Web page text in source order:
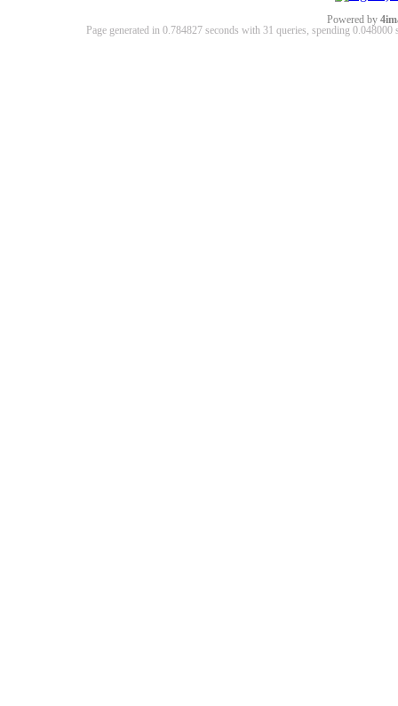
Powered by
Page generated in 0.784827 seconds with 31 queries, spending